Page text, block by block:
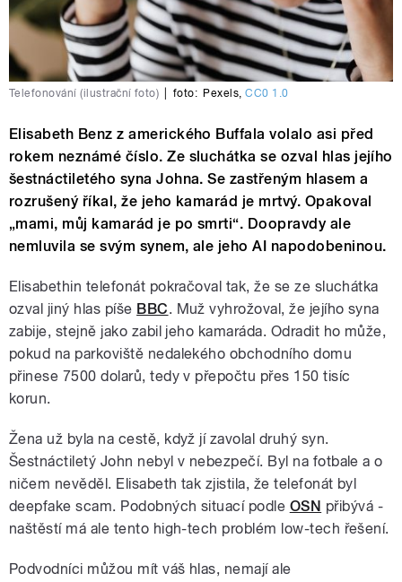
Telefonování (ilustrační foto) foto: Pexels ,CC0 1.0
Elisabeth Benz z amerického Buffala volalo asi před
rokem neznámé číslo. Ze sluchátka se ozval hlas jejího
šestnáctiletého syna Johna. Se zastřeným hlasem a
rozrušený říkal, že jeho kamarád je mrtvý. Opakoval
„mami, můj kamarád je po smrti“. Doopravdy ale
nemluvila se svým synem, ale jeho AI napodobeninou.
Elisabethin telefonát pokračoval tak, že se ze sluchátka
ozval jiný hlas píše BBC. Muž vyhrožoval, že jejího syna
zabije, stejně jako zabil jeho kamaráda. Odradit ho může,
pokud na parkoviště nedalekého obchodního domu
přinese 7500 dolarů, tedy v přepočtu přes 150 tisíc
korun.
Žena už byla na cestě, když jí zavolal druhý syn.
Šestnáctiletý John nebyl v nebezpečí. Byl na fotbale a o
ničem nevěděl. Elisabeth tak zjistila, že telefonát byl
deepfake scam. Podobných situací podle OSN přibývá -
naštěstí má ale tento high-tech problém low-tech řešení.
Podvodníci můžou mít váš hlas, nemají ale